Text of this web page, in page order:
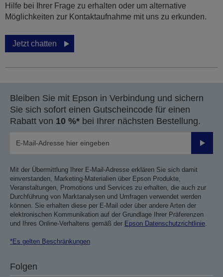
Hilfe bei Ihrer Frage zu erhalten oder um alternative
Möglichkeiten zur Kontaktaufnahme mit uns zu erkunden.
Jetzt chatten
Bleiben Sie mit Epson in Verbindung und sichern
Sie sich sofort einen Gutscheincode für einen
Rabatt von 10 %* bei Ihrer nächsten Bestellung.
Mit der Übermittlung Ihrer E-Mail-Adresse erklären Sie sich damit
einverstanden, Marketing-Materialien über Epson Produkte,
Veranstaltungen, Promotions und Services zu erhalten, die auch zur
Durchführung von Marktanalysen und Umfragen verwendet werden
können. Sie erhalten diese per E-Mail oder über andere Arten der
elektronischen Kommunikation auf der Grundlage Ihrer Präferenzen
und Ihres Online-Verhaltens gemäß der Epson Datenschutzrichtlinie.
*Es gelten Beschränkungen
Folgen